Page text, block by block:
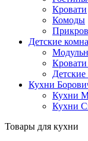
Кровати
Комоды
Детские
Детские
Кухни
Кухни
Кухни
Товары для кухни